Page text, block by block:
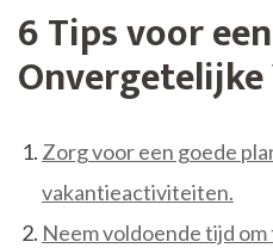
6 Tips voor een
Zorg voor een goede
vakantieactiviteiten.
Neem voldoende tijd